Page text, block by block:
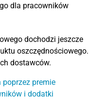
dla pracowników
dochodzi jeszcze
oszczędnościowego.
dostawców.
premie
i dodatki